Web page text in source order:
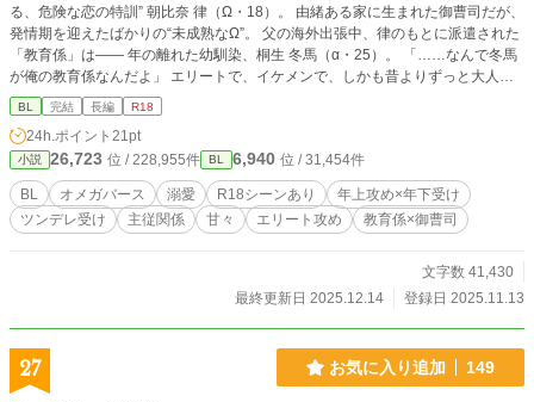
る、危険な恋の特訓” 朝比奈 律（Ω・18）。 由緒ある家に生まれた御曹司だが、
発情期を迎えたばかりの“未成熟なΩ”。 父の海外出張中、律のもとに派遣された
「教育係」は―― 年の離れた幼馴染、桐生 冬馬（α・25）。 「……なんで冬馬
が俺の教育係なんだよ」 エリートで、イケメンで、しかも昔よりずっと大人っ
ぽい。 やたら厳しいし、時々わざと意地悪してくる。 居眠りしたら、唇が触れ
て―― 「言っただろ、寝るなって」 「……キスはおかしいだろ！」 「そうか？
Ωには効くと思ったけど」 からかうような笑みで、律の反応を楽しむ冬馬。
しかし、普段は余裕で意地悪な冬馬は律が弱るとすぐ溺愛モード。 即座に優し
くなって、抱きしめてくる。 律も、冬馬の匂いだけが心を落ち着かせてくれ
た。 近づけば近づくほど、身体が勝手に反応してしまう――。 これって、ヒー
トのせい？ それとも……。 冬馬は教育係として、αとして、自分を必死に抑え
理性と本能が交錯する――オメガバース世界で紡がれる、甘く危険な恋のレッス
BL 完結 長編 R18
24h.ポイント 21pt
小説 26,723 位 / 228,955件 BL 6,940 位 / 31,454件
BL オメガバース 溺愛 R18シーンあり
年上攻め×年下受け
ツンデレ受け
主従関係 甘々 エリート攻め 教育係×御曹司
文字数 41,430
最終更新日 2025.12.14
登録日 2025.11.13
27 お気に入り追加 149